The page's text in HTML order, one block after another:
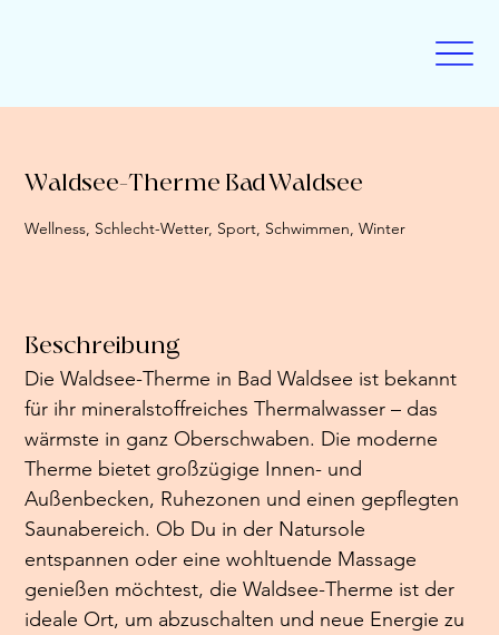
Waldsee-Therme Bad Waldsee
Wellness, Schlecht-Wetter, Sport, Schwimmen, Winter
Beschreibung
Die Waldsee-Therme in Bad Waldsee ist bekannt
für ihr mineralstoffreiches Thermalwasser – das
wärmste in ganz Oberschwaben. Die moderne
Therme bietet großzügige Innen- und
Außenbecken, Ruhezonen und einen gepflegten
Saunabereich. Ob Du in der Natursole
entspannen oder eine wohltuende Massage
genießen möchtest, die Waldsee-Therme ist der
ideale Ort, um abzuschalten und neue Energie zu